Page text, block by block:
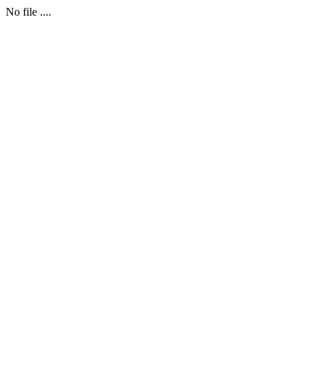
No file ....